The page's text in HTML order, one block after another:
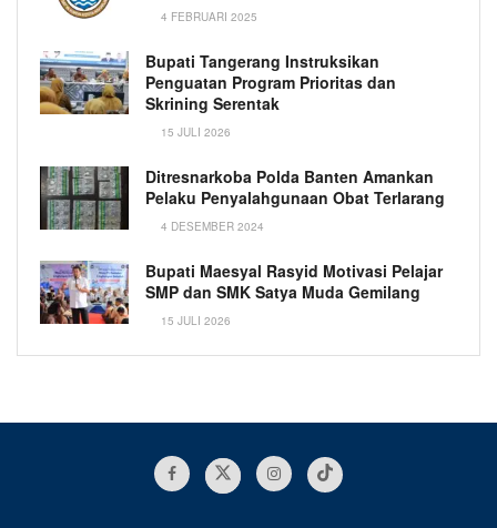
4 FEBRUARI 2025
Bupati Tangerang Instruksikan
Penguatan Program Prioritas dan
Skrining Serentak
15 JULI 2026
Ditresnarkoba Polda Banten Amankan
Pelaku Penyalahgunaan Obat Terlarang
4 DESEMBER 2024
Bupati Maesyal Rasyid Motivasi Pelajar
SMP dan SMK Satya Muda Gemilang
15 JULI 2026